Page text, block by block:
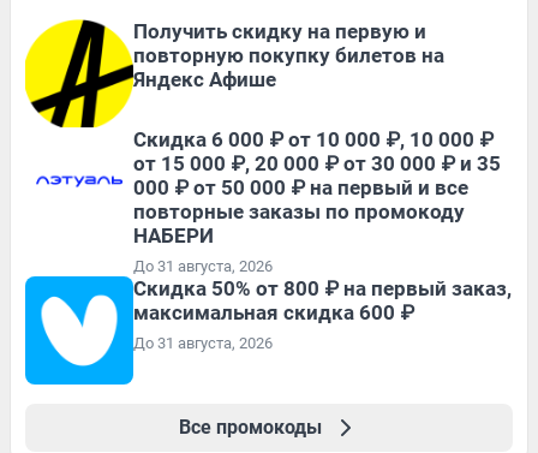
Получить скидку на первую и
повторную покупку билетов на
Яндекс Афише
Скидка 6 000 ₽ от 10 000 ₽, 10 000 ₽
от 15 000 ₽, 20 000 ₽ от 30 000 ₽ и 35
000 ₽ от 50 000 ₽ на первый и все
повторные заказы по промокоду
НАБЕРИ
До 31 августа, 2026
Скидка 50% от 800 ₽ на первый заказ,
максимальная скидка 600 ₽
До 31 августа, 2026
Все промокоды